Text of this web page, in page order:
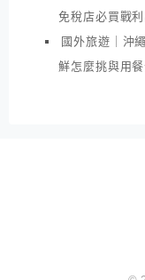
免稅店必買戰
國外旅遊｜沖
鮮怎麼挑與用